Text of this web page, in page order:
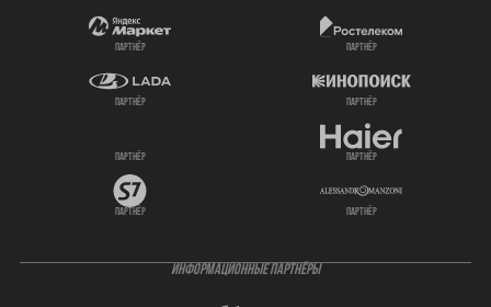
партнёр партнёр
партнёр партнёр
партнёр партнёр
партнёр партнёр
ИНФОРМАЦИОННЫЕ ПАРТНЁРЫ